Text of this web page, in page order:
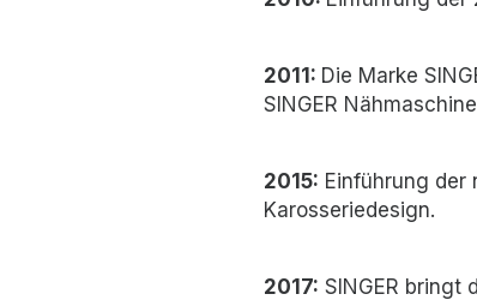
2011: Die Marke
SINGER
2015: Einführung der
Karosseriedesign.
2017: SINGER bringt